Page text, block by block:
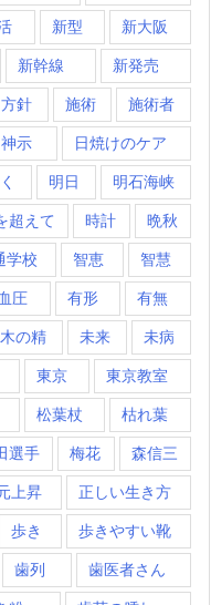
新型 新大阪
新幹線 新発売
方針 施術 施術者
示 日焼けのケア
明日 明石海峡
超えて 時計 晩秋
学校 智恵 智慧
圧 有形 有無
木の精 未来 未病
東京 東京教室
松葉杖 枯れ葉
選手 梅花 森信三
上昇 正しい生き方
歩き 歩きやすい靴
歯列 歯医者さん